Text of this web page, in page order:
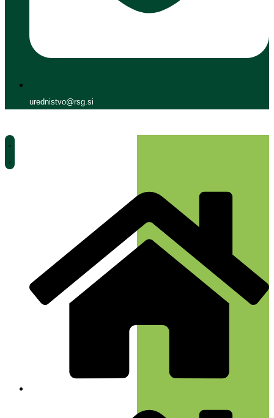
urednistvo@rsg.si